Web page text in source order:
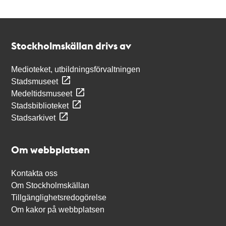
Stockholmskällan drivs av
Medioteket, utbildningsförvaltningen
Stadsmuseet
Medeltidsmuseet
Stadsbiblioteket
Stadsarkivet
Om webbplatsen
Kontakta oss
Om Stockholmskällan
Tillgänglighetsredogörelse
Om kakor på webbplatsen